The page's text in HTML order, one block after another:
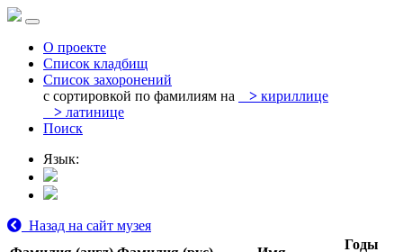
О проекте
Список кладбищ
Список захоронений
с сортировкой по фамилиям на
> кириллице
> латинице
Поиск
Язык:
Назад на сайт музея
Годы